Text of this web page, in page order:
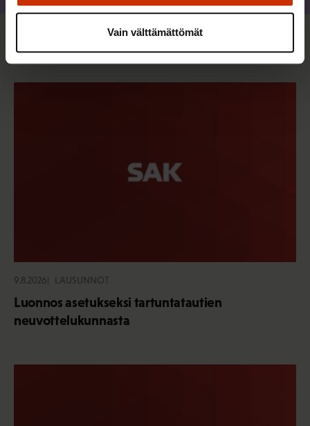
Vain välttämättömät
Sinua saattaa myös kiinnostaa
9.8.2026 LAUSUNNOT
Luonnos asetukseksi tartuntatautien
neuvottelukunnasta